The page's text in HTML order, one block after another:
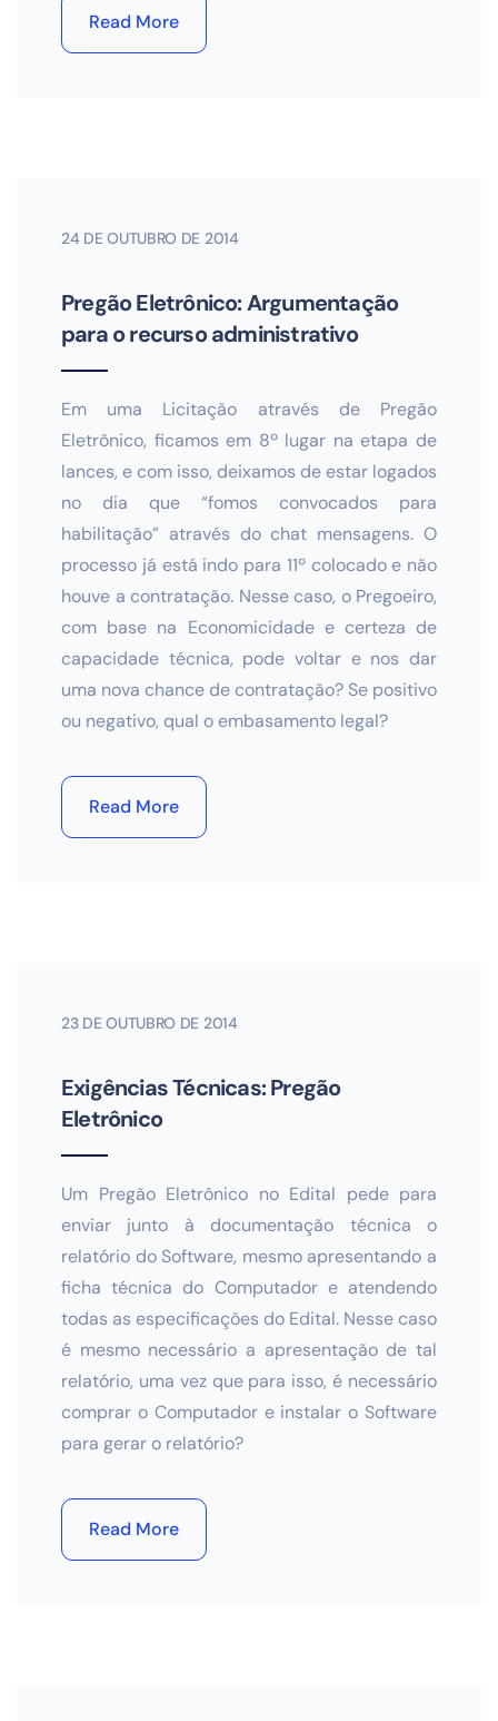
Read More
24 DE OUTUBRO DE 2014
Pregão Eletrônico: Argumentação
para o recurso administrativo
Em uma Licitação através de Pregão
Eletrônico, ficamos em 8º lugar na etapa de
lances, e com isso, deixamos de estar logados
no dia que “fomos convocados para
habilitação” através do chat mensagens. O
processo já está indo para 11º colocado e não
houve a contratação. Nesse caso, o Pregoeiro,
com base na Economicidade e certeza de
capacidade técnica, pode voltar e nos dar
uma nova chance de contratação? Se positivo
ou negativo, qual o embasamento legal?
Read More
23 DE OUTUBRO DE 2014
Exigências Técnicas: Pregão
Eletrônico
Um Pregão Eletrônico no Edital pede para
enviar junto à documentação técnica o
relatório do Software, mesmo apresentando a
ficha técnica do Computador e atendendo
todas as especificações do Edital. Nesse caso
é mesmo necessário a apresentação de tal
relatório, uma vez que para isso, é necessário
comprar o Computador e instalar o Software
para gerar o relatório?
Read More